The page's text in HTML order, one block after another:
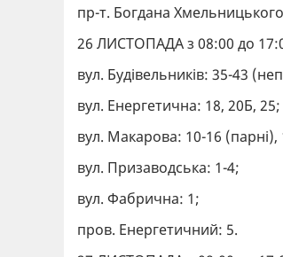
пр-т. Богдана
26 ЛИСТОПАДА з 08:00 до
вул. Будівельників: 35-43
вул. Енергетична: 18, 20Б, 25;
вул. Макарова: 10-16
вул. Призаводська: 1-4;
вул. Фабрична: 1;
пров. Енергетичний: 5.